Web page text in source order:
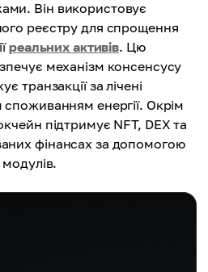
Він використовує
реєстру для спрощення
реальних активів. Цю
механізм консенсусу
транзакції за лічені
енергії. Окрім
підтримує NFT, DEX та
фінансах за допомогою